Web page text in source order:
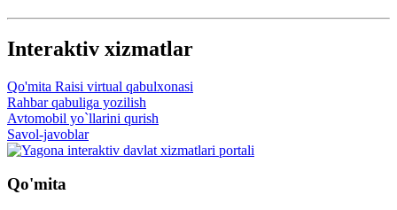
Interaktiv xizmatlar
Qo'mita Raisi virtual qabulxonasi
Rahbar qabuliga yozilish
Avtomobil yo`llarini qurish
Savol-javoblar
Qo'mita